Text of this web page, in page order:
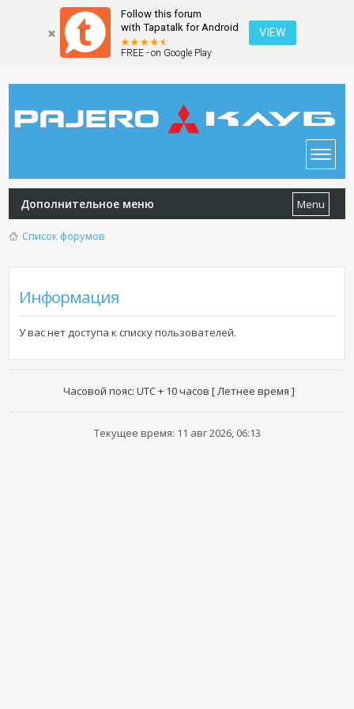
Follow this forum
with Tapatalk for Android
FREE - on Google Play
VIEW
Дополнительное меню Menu
Список форумов
Информация
У вас нет доступа к списку пользователей.
Часовой пояс: UTC + 10 часов [ Летнее время ]
Текущее время: 11 авг 2026, 06:13